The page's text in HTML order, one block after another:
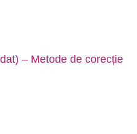
– Metode de corecție